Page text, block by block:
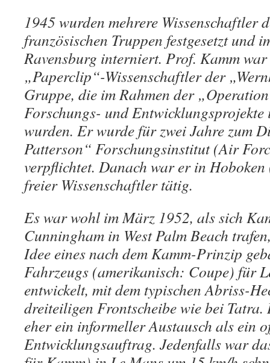
1945 wurden mehrere Wissenschaftler
französischen Truppen festgesetzt und
Ravensburg interniert. Prof. Kamm
„Paperclip“-Wissenschaftler der
Gruppe, die im Rahmen der
Forschungs- und
wurden. Er wurde für zwei Jahre zum
Patterson“ Forschungsinstitut (Air
verpflichtet. Danach war er in Hoboken
freier Wissenschaftler tätig.
Es war wohl im März 1952, als sich
Cunningham in West Palm Beach
Idee eines nach dem Kamm-Prinzip
Fahrzeugs (amerikanisch: Coupe) für
entwickelt, mit dem typischen Abriss-
dreiteiligen Frontscheibe wie bei
eher ein informeller Austausch als ein
Entwicklungsauftrag. Jedenfalls war